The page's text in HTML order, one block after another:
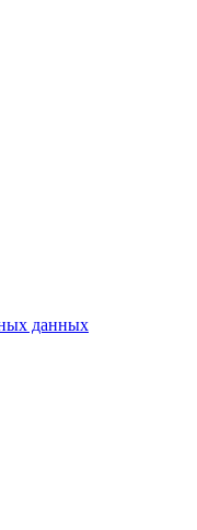
данных